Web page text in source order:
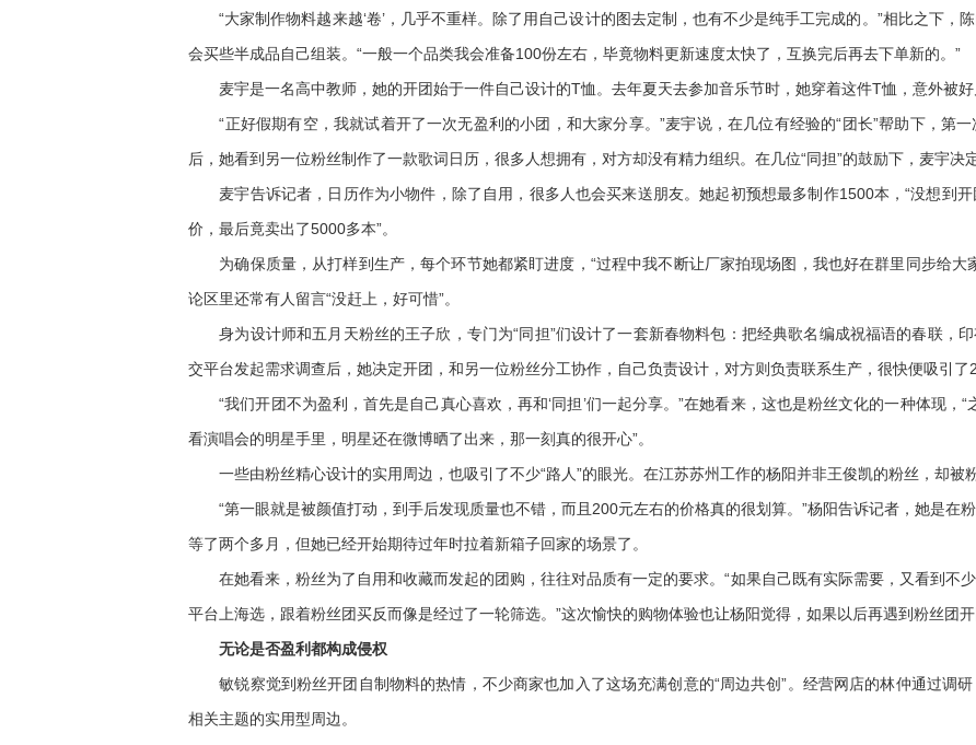
“大家制作物料越来越‘卷’，几乎不重样。除了用自己设计的图去定制，也有不少是纯手工完成的。”相比之下，
会买些半成品自己组装。“一般一个品类我会准备100份左右，毕竟物料更新速度太快了，互换完后再去下单新的。”
麦宇是一名高中教师，她的开团始于一件自己设计的T恤。去年夏天去参加音乐节时，她穿着这件T恤，意外被好
“正好假期有空，我就试着开了一次无盈利的小团，和大家分享。”麦宇说，在几位有经验的“团长”帮助下，第一
后，她看到另一位粉丝制作了一款歌词日历，很多人想拥有，对方却没有精力组织。在几位“同担”的鼓励下，麦宇决
麦宇告诉记者，日历作为小物件，除了自用，很多人也会买来送朋友。她起初预想最多制作1500本，“没想到
价，最后竟卖出了5000多本”。
为确保质量，从打样到生产，每个环节她都紧盯进度，“过程中我不断让厂家拍现场图，我也好在群里同步给大
论区里还常有人留言“没赶上，好可惜”。
身为设计师和五月天粉丝的王子欣，专门为“同担”们设计了一套新春物料包：把经典歌名编成祝福语的春联，
交平台发起需求调查后，她决定开团，和另一位粉丝分工协作，自己负责设计，对方则负责联系生产，很快便吸引了
“我们开团不为盈利，首先是自己真心喜欢，再和‘同担’们一起分享。”在她看来，这也是粉丝文化的一种体现，“
看演唱会的明星手里，明星还在微博晒了出来，那一刻真的很开心”。
一些由粉丝精心设计的实用周边，也吸引了不少“路人”的眼光。在江苏苏州工作的杨阳并非王俊凯的粉丝，却被
“第一眼就是被颜值打动，到手后发现质量也不错，而且200元左右的价格真的很划算。”杨阳告诉记者，她是在
等了两个多月，但她已经开始期待过年时拉着新箱子回家的场景了。
在她看来，粉丝为了自用和收藏而发起的团购，往往对品质有一定的要求。“如果自己既有实际需要，又看到不
平台上海选，跟着粉丝团买反而像是经过了一轮筛选。”这次愉快的购物体验也让杨阳觉得，如果以后再遇到粉丝团
无论是否盈利都构成侵权
敏锐察觉到粉丝开团自制物料的热情，不少商家也加入了这场充满创意的“周边共创”。经营网店的林仲通过调
相关主题的实用型周边。